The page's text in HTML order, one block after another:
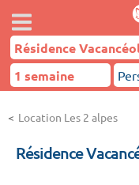
Location Les 2 alpes
Résidence